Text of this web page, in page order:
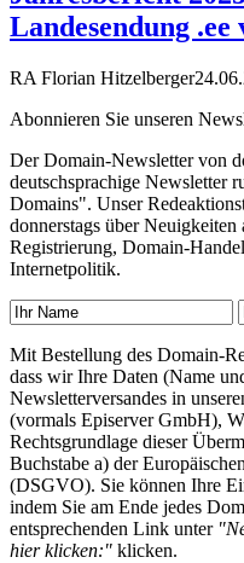
Landesendung .ee
RA Florian Hitzelberger
Abonnieren Sie unseren
Der Domain-Newsletter von
deutschsprachige Newsletter
Domains". Unser
donnerstags über
Registrierung, Domain-
Internetpolitik.
Mit Bestellung des Domain-
dass wir Ihre Daten (Name
Newsletterversandes in
(vormals Episerver GmbH),
Rechtsgrundlage dieser
Buchstabe a) der
(DSGVO). Sie können Ihre
indem Sie am Ende jedes
entsprechenden Link unter
hier klicken:" klicken.